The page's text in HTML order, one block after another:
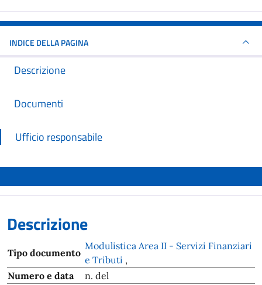
INDICE DELLA PAGINA
Descrizione
Documenti
Ufficio responsabile
Descrizione
Tipo documento
Modulistica Area II - Servizi Finanziari
e Tributi ,
Numero e data
n. del